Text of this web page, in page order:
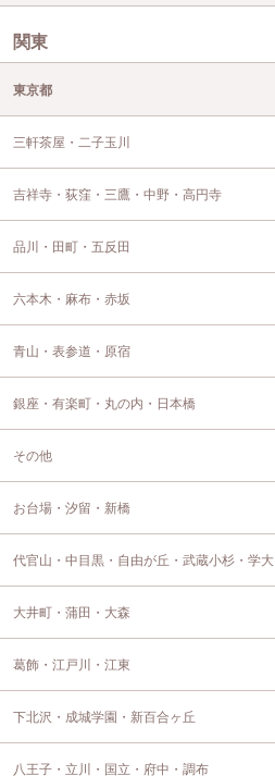
関東
東京都
三軒茶屋・二子玉川
吉祥寺・荻窪・三鷹・中野・高円寺
品川・田町・五反田
六本木・麻布・赤坂
青山・表参道・原宿
銀座・有楽町・丸の内・日本橋
その他
お台場・汐留・新橋
代官山・中目黒・自由が丘・武蔵小杉・学大
大井町・蒲田・大森
葛飾・江戸川・江東
下北沢・成城学園・新百合ヶ丘
八王子・立川・国立・府中・調布